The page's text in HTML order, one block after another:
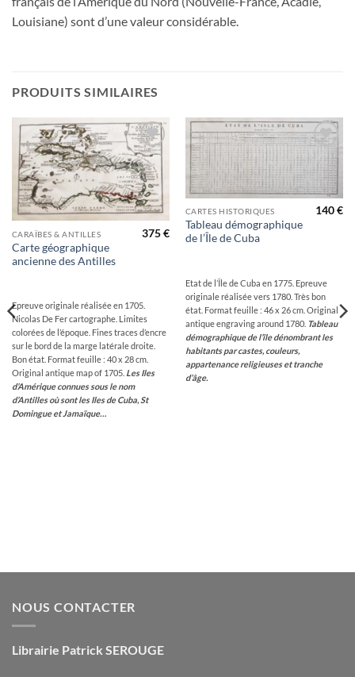
Louisiane) sont d’une valeur considérable.
PRODUITS SIMILAIRES
Ajouter
à la
wishlist
CARAÏBES & ANTILLES
Carte géographique
ancienne des Antilles
375€
Epreuve originale réalisée en 1705.
Nicolas De Fer cartographe. Limites
colorées de l’époque. Fines traces d’encre
sur le bord de la marge latérale droite.
Bon état. Format feuille : 40 x 28 cm.
Original antique map of 1705. Les Iles
d’Amérique connues sous le nom
d’Antilles où sont les Iles de Cuba, St
Domingue et Jamaïque…
Ajouter
à la
wishlist
CARTES HISTORIQUES
Tableau démographique
de l’Île de Cuba
140€
Etat de l’Île de Cuba en 1775. Epreuve
originale réalisée vers 1780. Très bon
état. Format feuille : 46 x 26 cm. Original
antique engraving around 1780. Tableau
démographique de l’île dénombrant les
habitants par castes, couleurs,
appartenance religieuses et tranche
d’âge.
NOUS CONTACTER
Librairie Patrick SEROUGE